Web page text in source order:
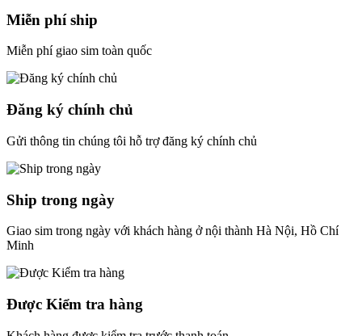
Miễn phí ship
Miễn phí giao sim toàn quốc
Đăng ký chính chủ
Gửi thông tin chúng tôi hỗ trợ đăng ký chính chủ
Ship trong ngày
Giao sim trong ngày với khách hàng ở nội thành Hà Nội, Hồ Chí
Minh
Được Kiểm tra hàng